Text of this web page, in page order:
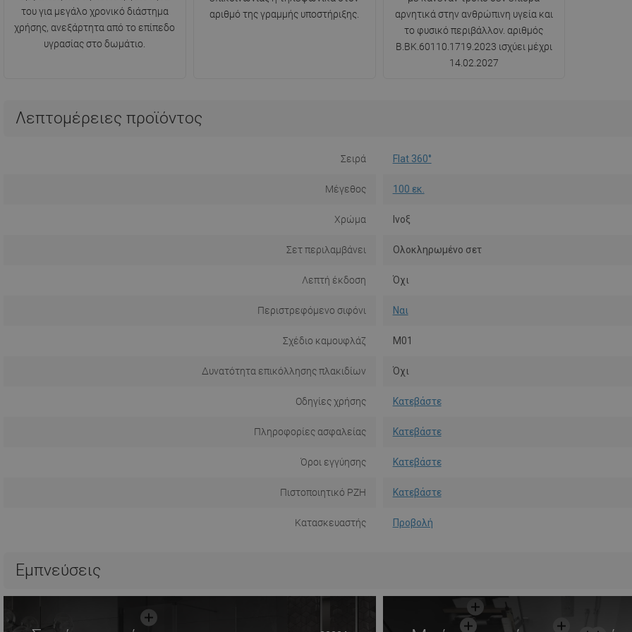
του για μεγάλο χρονικό διάστημα
χρήσης, ανεξάρτητα από το επίπεδο
υγρασίας στο δωμάτιο.
αριθμό της γραμμής υποστήριξης.
αρνητικά στην ανθρώπινη υγεία και
το φυσικό περιβάλλον. αριθμός
B.BK.60110.1719.2023 ισχύει μέχρι
14.02.2027
Λεπτομέρειες προϊόντος
Σειρά Flat 360°
Μέγεθος 100 εκ.
Χρώμα Ινοξ
Σετ περιλαμβάνει Ολοκληρωμένο σετ
Λεπτή έκδοση Όχι
Περιστρεφόμενο σιφόνι Ναι
Σχέδιο καμουφλάζ M01
Δυνατότητα επικόλλησης πλακιδίων Όχι
Οδηγίες χρήσης Κατεβάστε
Πληροφορίες ασφαλείας Κατεβάστε
Όροι εγγύησης Κατεβάστε
Πιστοποιητικό PZH Κατεβάστε
Κατασκευαστής Προβολή
Εμπνεύσεις